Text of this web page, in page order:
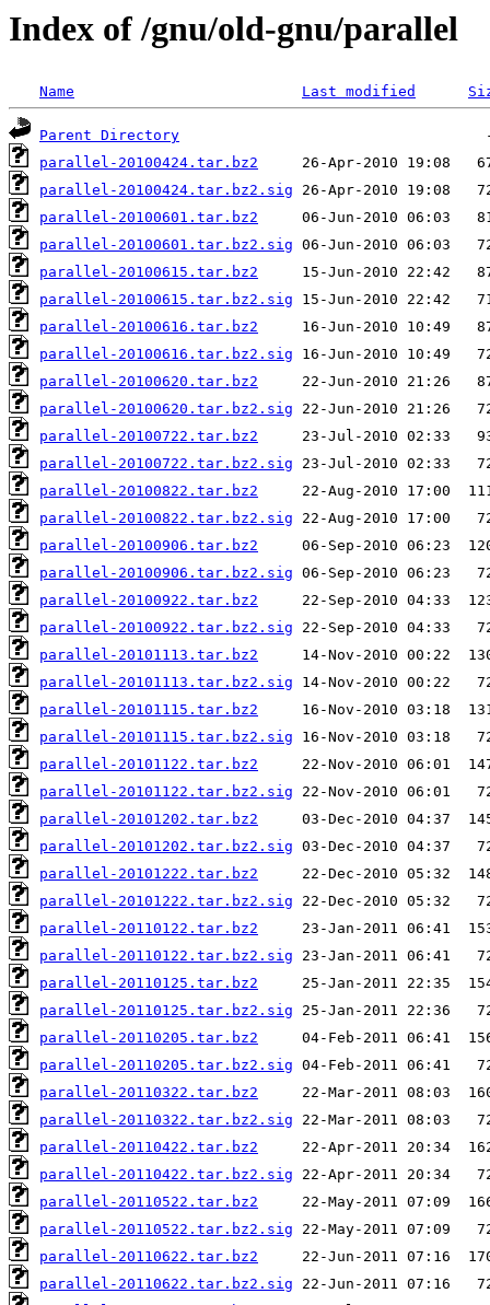
Index of /gnu/old-gnu/parallel
Name Last modified
Parent Directory
parallel-20100424.tar.bz2
parallel-20100424.tar.bz2.sig
parallel-20100601.tar.bz2
parallel-20100601.tar.bz2.sig
parallel-20100615.tar.bz2
parallel-20100615.tar.bz2.sig
parallel-20100616.tar.bz2
parallel-20100616.tar.bz2.sig
parallel-20100620.tar.bz2
parallel-20100620.tar.bz2.sig
parallel-20100722.tar.bz2
parallel-20100722.tar.bz2.sig
parallel-20100822.tar.bz2
parallel-20100822.tar.bz2.sig
parallel-20100906.tar.bz2
parallel-20100906.tar.bz2.sig
parallel-20100922.tar.bz2
parallel-20100922.tar.bz2.sig
parallel-20101113.tar.bz2
parallel-20101113.tar.bz2.sig
parallel-20101115.tar.bz2
parallel-20101115.tar.bz2.sig
parallel-20101122.tar.bz2
parallel-20101122.tar.bz2.sig
parallel-20101202.tar.bz2
parallel-20101202.tar.bz2.sig
parallel-20101222.tar.bz2
parallel-20101222.tar.bz2.sig
parallel-20110122.tar.bz2
parallel-20110122.tar.bz2.sig
parallel-20110125.tar.bz2
parallel-20110125.tar.bz2.sig
parallel-20110205.tar.bz2
parallel-20110205.tar.bz2.sig
parallel-20110322.tar.bz2
parallel-20110322.tar.bz2.sig
parallel-20110422.tar.bz2
parallel-20110422.tar.bz2.sig
parallel-20110522.tar.bz2
parallel-20110522.tar.bz2.sig
parallel-20110622.tar.bz2
parallel-20110622.tar.bz2.sig